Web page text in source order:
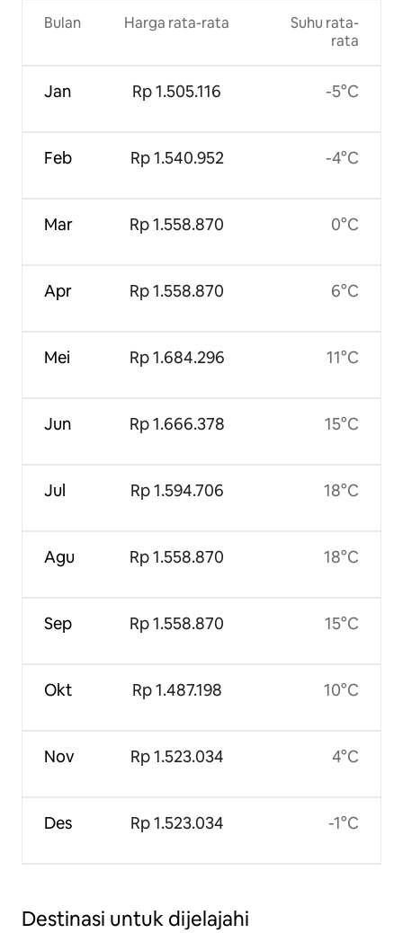
Bulan
Jan
Feb
Mar
Apr
Mei
Jun
Jul
Agu
Sep
Okt
Nov
Des
Harga rata-rata
Rp 1.505.116
Rp 1.540.952
Rp 1.558.870
Rp 1.558.870
Rp 1.684.296
Rp 1.666.378
Rp 1.594.706
Rp 1.558.870
Rp 1.558.870
Rp 1.487.198
Rp 1.523.034
Rp 1.523.034
Suhu rata-
rata
-5°C
-4°C
0°C
6°C
11°C
15°C
18°C
18°C
15°C
10°C
4°C
-1°C
Destinasi untuk dijelajahi